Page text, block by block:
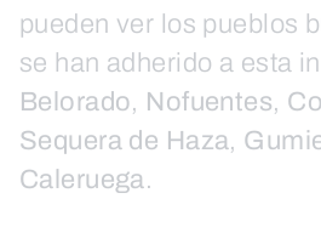
pueden ver los pueblos
se han adherido a esta
Belorado, Nofuentes,
Sequera de Haza,
Caleruega.